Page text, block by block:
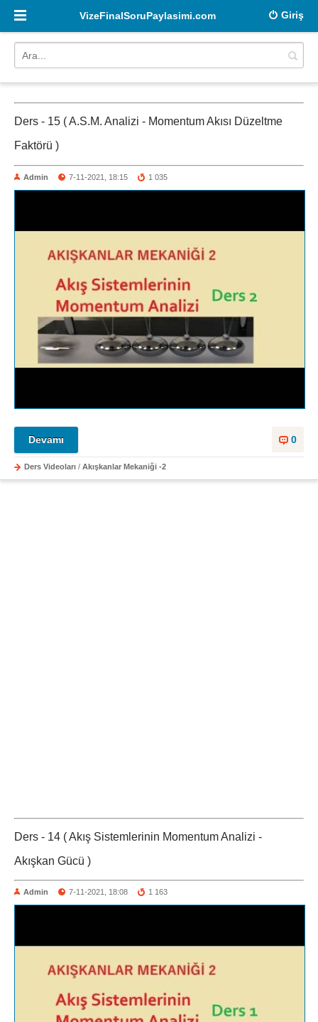
Giriş
VizeFinalSoruPaylasimi.com
Ders - 15 ( A.S.M. Analizi - Momentum Akısı Düzeltme
Faktörü )
Admin 7-11-2021, 18:15 1 035
0
Devamı
Ders Videoları / Akışkanlar Mekaniği -2
Ders - 14 ( Akış Sistemlerinin Momentum Analizi -
Akışkan Gücü )
Admin 7-11-2021, 18:08 1 163